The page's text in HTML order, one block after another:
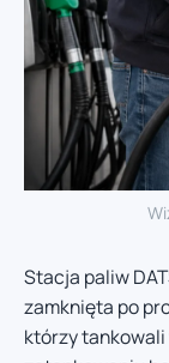
Stacja paliw
zamknięta po
którzy tankowali